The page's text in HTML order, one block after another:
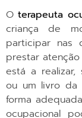
Oterapeuta
criança de
participar nas
prestar
está a realizar,
ou um livro da
forma
ocupacional